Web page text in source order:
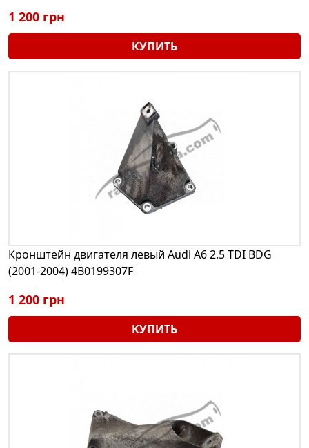
1 200 грн
КУПИТЬ
Кронштейн двигателя левый Audi A6 2.5 TDI BDG
(2001-2004) 4B0199307F
1 200 грн
КУПИТЬ